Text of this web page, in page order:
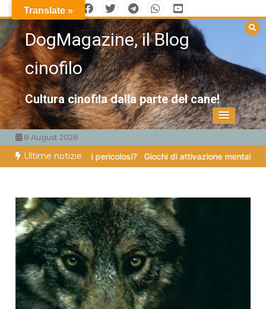
al
contenutoDogMagazine, il Blog
cinofilo
Cultura cinofila dalla parte del cane!
8 August 2026
Ultime notizie
veramente cani pericolosi? Giochi di attivazione mentale – il
Translate »